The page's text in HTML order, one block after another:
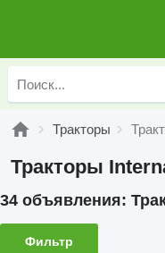
Тракторы
Тракторы
34 объявления:
Фильтр